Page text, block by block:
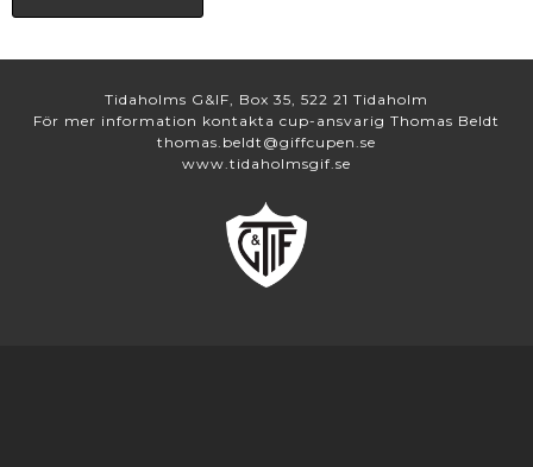
Tidaholms G&IF, Box 35, 522 21 Tidaholm
För mer information kontakta cup-ansvarig Thomas Beldt
thomas.beldt@giffcupen.se
www.tidaholmsgif.se